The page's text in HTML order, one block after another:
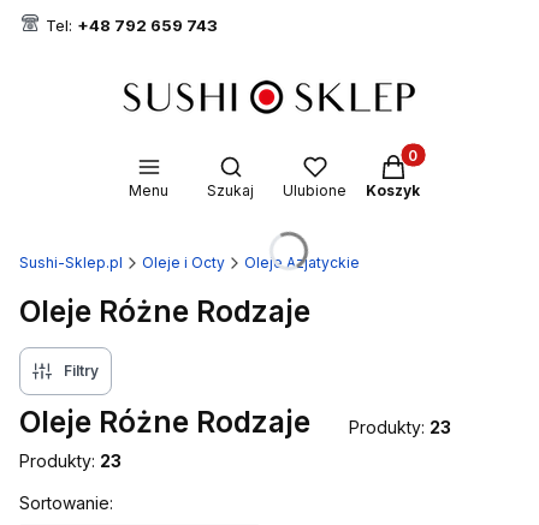
Tel: +48 792 659 743
Menu
Otwórz wyszukiwarkę
Szukaj Ulubione
Produkty w
Koszyk
Sushi-Sklep.pl Oleje i Octy Oleje Azjatyckie
Oleje Różne Rodzaje
Filtry
Oleje Różne Rodzaje Produkty: 23
Produkty: 23
Lista produktów
Sortowanie: